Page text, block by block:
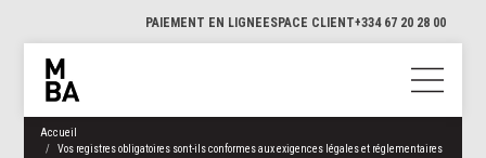
PAIEMENT EN LIGNEESPACE CLIENT+334 67 20 28 00
Accueil
Vos registres obligatoires sont-ils conformes aux exigences légales et réglementaires